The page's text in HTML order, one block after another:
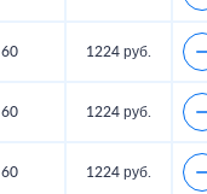
60 1224 руб.
60 1224 руб.
60 1224 руб.